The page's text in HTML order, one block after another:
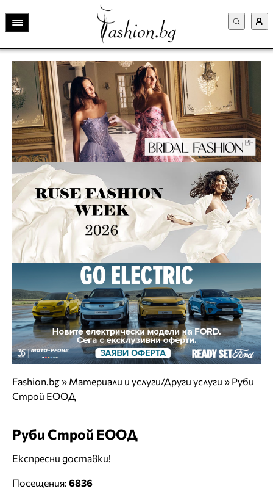
Fashion.bg» Материали и услуги/Други услуги » Руби
Строй ЕООД
Руби Строй ЕООД
Експресни доставки!
Посещения: 6836